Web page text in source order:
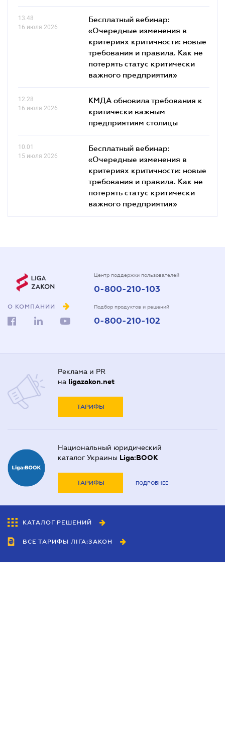
13.48
16 июля 2026
Бесплатный вебинар:
«Очередные изменения в
критериях критичности: новые
требования и правила. Как не
потерять статус критически
важного предприятия»
12.28
16 июля 2026
КМДА обновила требования к
критически важным
предприятиям столицы
10.01
15 июля 2026
Бесплатный вебинар:
«Очередные изменения в
критериях критичности: новые
требования и правила. Как не
потерять статус критически
важного предприятия»
О КОМПАНИИ
Центр поддержки пользователей
0-800-210-103
Подбор продуктов и решений
0-800-210-102
Реклама и PR
на ligazakon.net
ТАРИФЫ
Национальный юридический
каталог Украины Liga:BOOK
ТАРИФЫ ПОДРОБНЕЕ
КАТАЛОГ РЕШЕНИЙ
ВСЕ ТАРИФЫ ЛІГА:ЗАКОН